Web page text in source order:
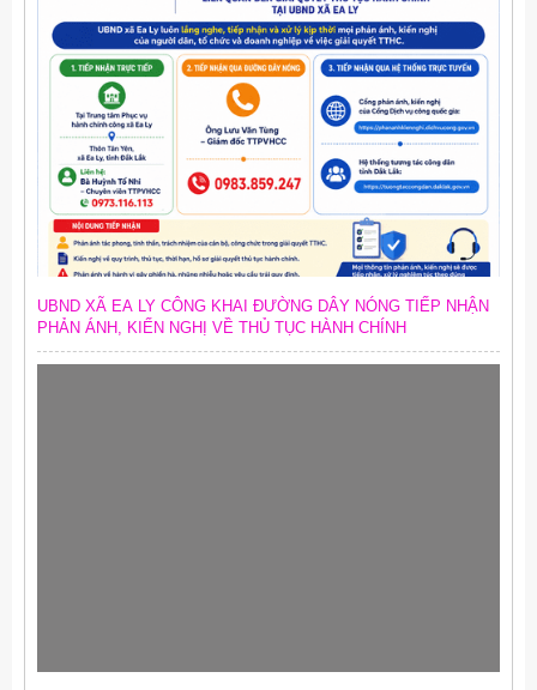
UBND XÃ EA LY CÔNG KHAI ĐƯỜNG DÂY NÓNG TIẾP NHẬN
PHẢN ÁNH, KIẾN NGHỊ VỀ THỦ TỤC HÀNH CHÍNH